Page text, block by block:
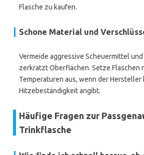
Flasche zu kaufen.
Schone Material und
Vermeide aggressive Scheuermittel
zerkratzt Oberflächen. Setze Flaschen
Temperaturen aus, wenn der Hersteller
Hitzebeständigkeit angibt.
Häufige Fragen zur
Trinkflasche